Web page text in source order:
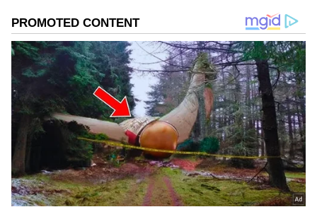
முறை வருவதை நாம் பார்த்திருப்போம்.
அப்படிப்பட்டவர்கள் மிகவும்
ஸ்பெஷலானவர்கள். உதாரணமாக, ஆதி
(Aadhi), ஆகாஷ் (Aakash), ஆர்யா (Aarya),
ஆதவன் (aadhavan), அரவிந்த் (aravindh),
அபிநயா (abinaya) போன்ற பெயர்களில் 'A'
என்ற எழுத்து ஒன்றுக்கு மேற்பட்ட முறை
வருகிறது. இப்படி பெயரில் 'A' எழுத்து
திரும்பத் திரும்ப வருவது நல்லதா, கெட்டதா